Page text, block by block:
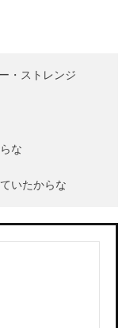
・ストレンジ
な
いたからな